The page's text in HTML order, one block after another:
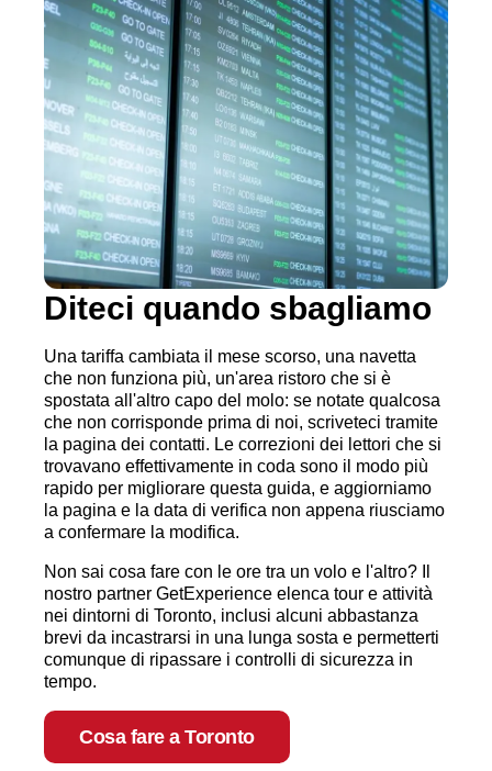
Diteci quando sbagliamo
Una tariffa cambiata il mese scorso, una navetta
che non funziona più, un'area ristoro che si è
spostata all'altro capo del molo: se notate qualcosa
che non corrisponde prima di noi, scriveteci tramite
la pagina dei contatti. Le correzioni dei lettori che si
trovavano effettivamente in coda sono il modo più
rapido per migliorare questa guida, e aggiorniamo
la pagina e la data di verifica non appena riusciamo
a confermare la modifica.
Non sai cosa fare con le ore tra un volo e l'altro? Il
nostro partner GetExperience elenca tour e attività
nei dintorni di Toronto, inclusi alcuni abbastanza
brevi da incastrarsi in una lunga sosta e permetterti
comunque di ripassare i controlli di sicurezza in
tempo.
Cosa fare a Toronto